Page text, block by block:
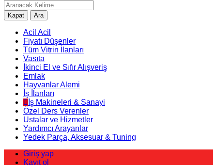
Kapat Ara
Acil Acil
Fiyatı Düşenler
Tüm Vitrin İlanları
Vasıta
İkinci El ve Sıfır Alışveriş
Emlak
Hayvanlar Alemi
İş İlanları
İş Makineleri & Sanayi
Özel Ders Verenler
Ustalar ve Hizmetler
Yardımcı Arayanlar
Yedek Parça, Aksesuar & Tuning
Giriş yap
Kayıt ol